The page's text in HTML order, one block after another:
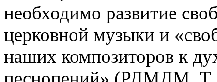
необходимо развитие
церковной музыки и
наших композиторов к
песнопений» (РДМДМ. Т.